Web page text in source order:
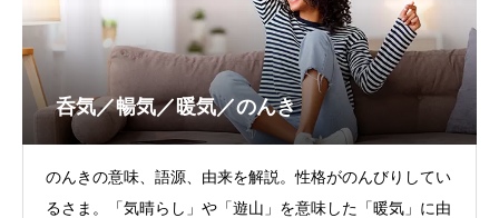
呑気／暢気／暖気／のんき
のんきの意味、語源、由来を解説。性格がのんびりしてい
るさま。「気晴らし」や「遊山」を意味した「暖気」に由